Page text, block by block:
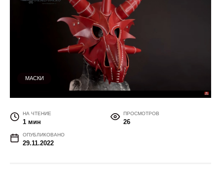
МАСКИ
НА ЧТЕНИЕ
1 мин
ПРОСМОТРОВ
26
ОПУБЛИКОВАНО
29.11.2022